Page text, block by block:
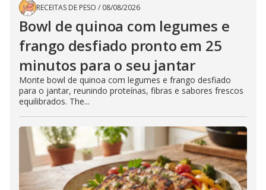
RECEITAS DE PESO / 08/08/2026
Bowl de quinoa com legumes e
frango desfiado pronto em 25
minutos para o seu jantar
Monte bowl de quinoa com legumes e frango desfiado
para o jantar, reunindo proteínas, fibras e sabores frescos
equilibrados. The...